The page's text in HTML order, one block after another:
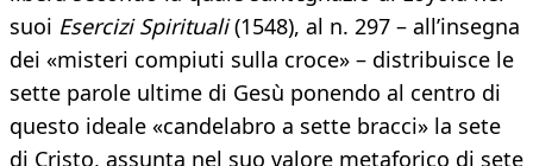
suoi Esercizi Spirituali(1548), al n. 297 – all’insegna
dei «misteri compiuti sulla croce» – distribuisce le
sette parole ultime di Gesù ponendo al centro di
questo ideale «candelabro a sette bracci» la sete
di Cristo, assunta nel suo valore metaforico di sete